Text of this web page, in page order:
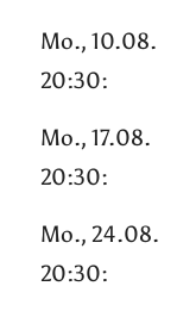
Mo., 10.08.
20:30:
Mo., 17.08.
20:30:
Mo., 24.08.
20:30: